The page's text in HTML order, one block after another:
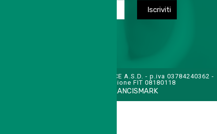
TENNIS CLUB SAN FELICE A.S.D. - p.iva 03784240362 -
cod. affiliazione FIT 08180118
FRANCISMARK